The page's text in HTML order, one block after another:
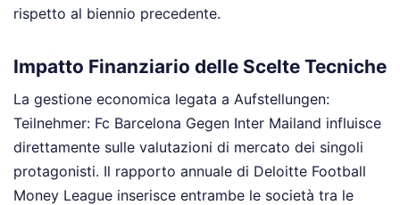
rispetto al biennio precedente.
Impatto Finanziario delle Scelte Tecniche
La gestione economica legata a Aufstellungen:
Teilnehmer: Fc Barcelona Gegen Inter Mailand influisce
direttamente sulle valutazioni di mercato dei singoli
protagonisti. Il rapporto annuale di Deloitte Football
Money League inserisce entrambe le società tra le